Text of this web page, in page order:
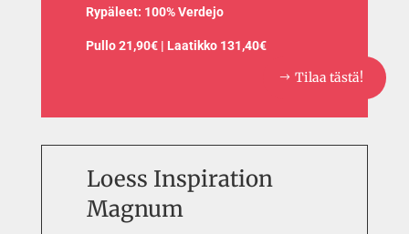
Rypäleet: 100% Verdejo
Pullo 21,90€ | Laatikko 131,40€
Tilaa tästä!
Loess Inspiration
Magnum